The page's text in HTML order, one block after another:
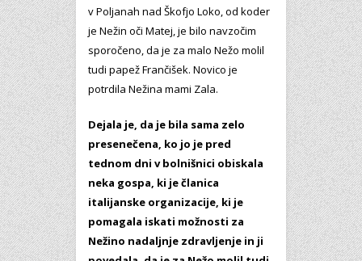
v Poljanah nad Škofjo Loko, od koder
je Nežin oči Matej, je bilo navzočim
sporočeno, da je za malo Nežo molil
tudi papež Frančišek. Novico je
potrdila Nežina mami Zala.
Dejala je, da je bila sama zelo
presenečena, ko jo je pred
tednom dni v bolnišnici obiskala
neka gospa, ki je članica
italijanske organizacije, ki je
pomagala iskati možnosti za
Nežino nadaljnje zdravljenje in ji